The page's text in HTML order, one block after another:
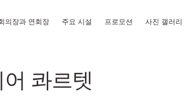
의장과 연회장 주요 시설 프로모션 사진 갤러리
콰르텟